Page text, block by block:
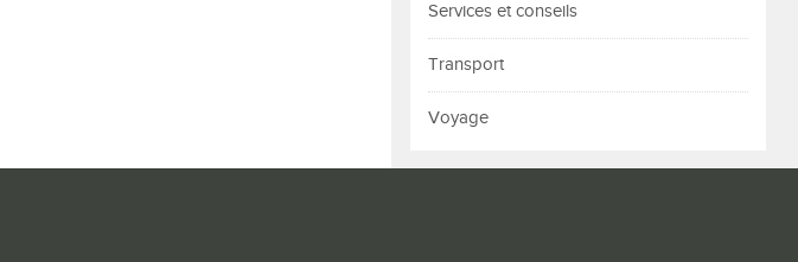
Services et conseils
Transport
Voyage